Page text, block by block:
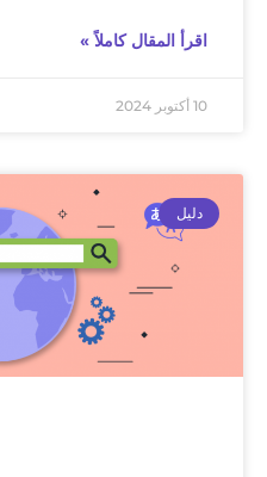
اقرأ المقال كاملاً »
10 أكتوبر 2024
دليل